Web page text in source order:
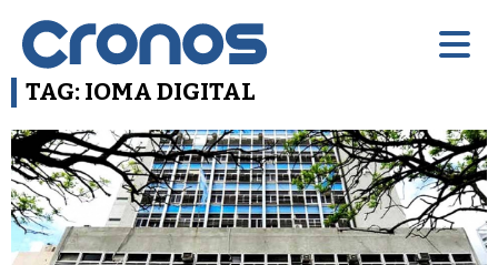
TAG: IOMA DIGITAL